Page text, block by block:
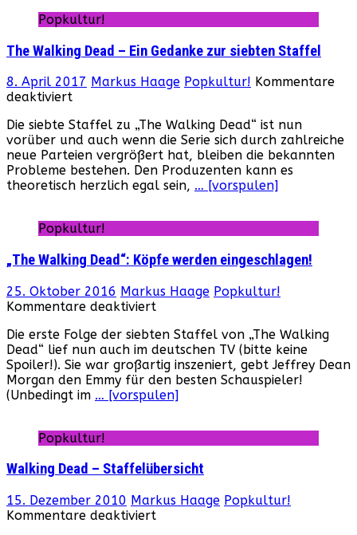
Popkultur!
The Walking Dead – Ein Gedanke zur siebten Staffel
8. April 2017 Markus Haage Popkultur! Kommentare
deaktiviertfür
Walking
Dead
–
Ein
Gedanke
siebten
Staffel
Die siebte Staffel zu „The Walking Dead“ ist nun
vorüber und auch wenn die Serie sich durch zahlreiche
neue Parteien vergrößert hat, bleiben die bekannten
Probleme bestehen. Den Produzenten kann es
theoretisch herzlich egal sein, … [vorspulen]
Popkultur!
„The Walking Dead“: Köpfe werden eingeschlagen!
25. Oktober 2016 Markus Haage Popkultur!
Kommentare deaktiviert
Walking
Dead“:
Köpfe
werden
eingeschlagen!
Die erste Folge der siebten Staffel von „The Walking
Dead“ lief nun auch im deutschen TV (bitte keine
Spoiler!). Sie war großartig inszeniert, gebt Jeffrey Dean
Morgan den Emmy für den besten Schauspieler!
(Unbedingt im … [vorspulen]
Popkultur!
Walking Dead – Staffelübersicht
15. Dezember 2010 Markus Haage Popkultur!
Kommentare deaktiviertfür